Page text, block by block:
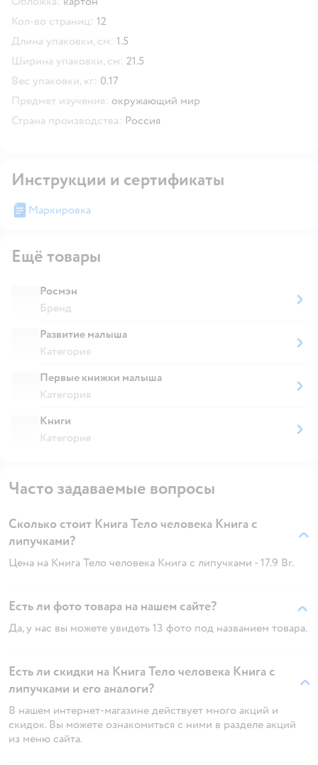
Кол-во страниц: 12
Длина упаковки, см: 1.5
Ширина упаковки, см: 21.5
Вес упаковки, кг: 0.17
Предмет изучения: окружающий мир
Страна производства: Россия
Инструкции и сертификаты
Маркировка
Ещё товары
Росмэн
Бренд
Развитие малыша
Категория
Первые книжки малыша
Категория
Книги
Категория
Часто задаваемые вопросы
Сколько стоит Книга Тело человека Книга с
липучками?
Цена на Книга Тело человека Книга с липучками - 17.9 Br.
Есть ли фото товара на нашем сайте?
Да, у нас вы можете увидеть 13 фото под названием товара.
Есть ли скидки на Книга Тело человека Книга с
липучками и его аналоги?
В нашем интернет-магазине действует много акций и
скидок. Вы можете ознакомиться с ними в разделе акций
из меню сайта.